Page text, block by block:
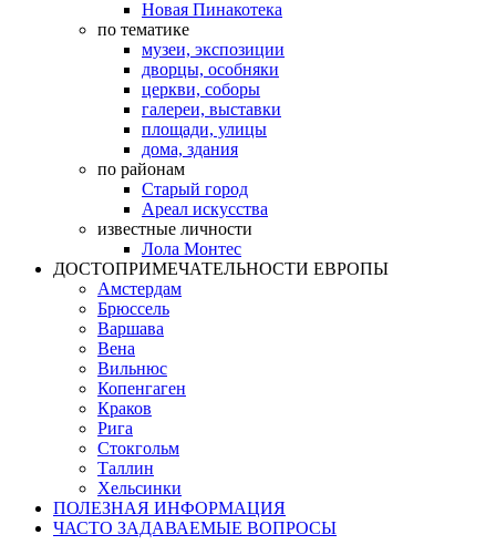
Новая Пинакотека
по тематике
музеи, экспозиции
дворцы, особняки
церкви, соборы
галереи, выставки
площади, улицы
дома, здания
по районам
Старый город
Ареал искусства
известные личности
Лола Монтес
ДОСТОПРИМЕЧАТЕЛЬНОСТИ ЕВРОПЫ
Амстердам
Брюссель
Варшава
Вена
Вильнюс
Копенгаген
Краков
Рига
Стокгольм
Таллин
Хельсинки
ПОЛЕЗНАЯ ИНФОРМАЦИЯ
ЧАСТО ЗАДАВАЕМЫЕ ВОПРОСЫ